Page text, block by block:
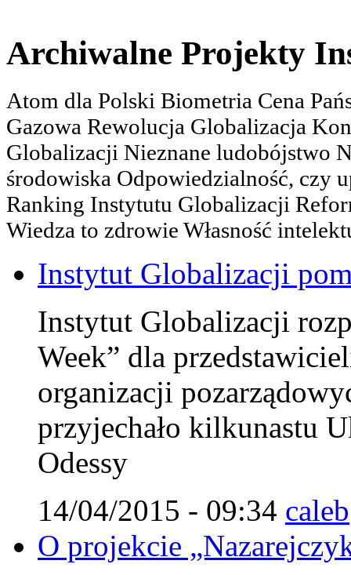
Archiwalne Projekty
Atom dla Polski Biometria Cena
Gazowa Rewolucja Globalizacja
Globalizacji Nieznane ludobójstwo
środowiska Odpowiedzialność, czy
Ranking Instytutu Globalizacji
Wiedza to zdrowie Własność
Instytut Globalizacji
Instytut Globalizacji
Week” dla
organizacji
przyjechało kilkunastu
Odessy
14/04/2015 - 09:34 caleb
O projekcie